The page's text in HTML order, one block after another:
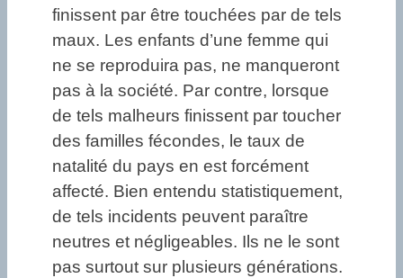
finissent par être touchées par de tels
maux. Les enfants d’une femme qui
ne se reproduira pas, ne manqueront
pas à la société. Par contre, lorsque
de tels malheurs finissent par toucher
des familles fécondes, le taux de
natalité du pays en est forcément
affecté. Bien entendu statistiquement,
de tels incidents peuvent paraître
neutres et négligeables. Ils ne le sont
pas surtout sur plusieurs générations.